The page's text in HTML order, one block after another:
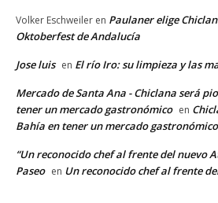
Volker Eschweiler en Paulaner elige
Oktoberfest de Andalucía
Jose luis en El río Iro: su limpieza y las
Mercado de Santa Ana - Chiclana será
tener un mercado gastronómico en
Bahía en tener un mercado gastronómico
“Un reconocido chef al frente del nuevo
Paseo en Un reconocido chef al frente